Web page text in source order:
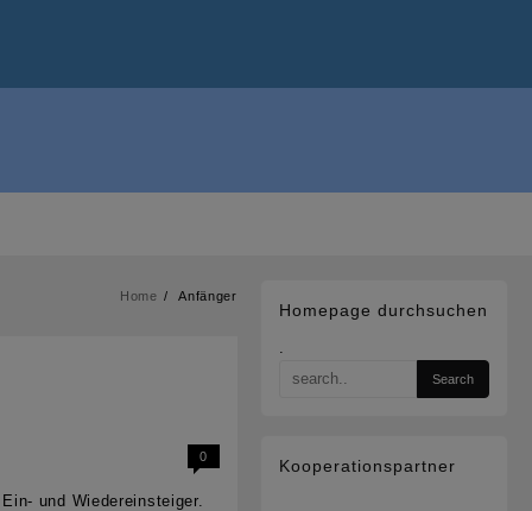
Home Anfänger
0
und Wiedereinsteiger.
Homepage durchsuchen
.
Kooperationspartner